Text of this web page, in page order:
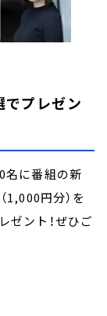
プレゼン
名に番組の新
円分）を
ゼント！ぜひご